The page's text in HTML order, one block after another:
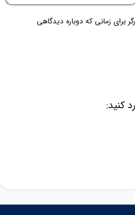
برای زمانی که دوباره دیدگاهی
کنید: